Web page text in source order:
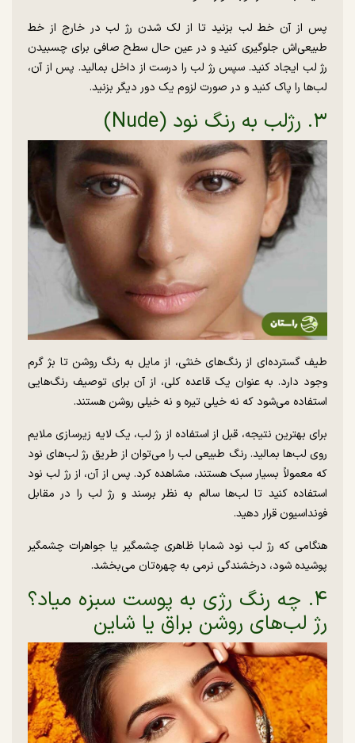
پس از آن خط لب بزنید تا از لک شدن رژ لب در خارج از خط
طبیعی‌اش جلوگیری کنید و در عین حال سطح صافی برای چسبیدن
رژ لب ایجاد کنید. سپس رژ لب را درست از داخل بمالید. پس از آن،
لب‌ها را پاک کنید و در صورت لزوم یک دور دیگر بزنید.
۳. رژلب به رنگ نود (Nude)
طیف گسترده‌ای از رنگ‌های خنثی، از مایل به رنگ روشن تا بژ گرم
وجود دارد. به عنوان یک قاعده کلی، از آن برای توصیف رنگ‌هایی
استفاده می‌شود که نه خیلی تیره و نه خیلی روشن هستند.
برای بهترین نتیجه، قبل از استفاده از رژ لب، یک لایه زیرسازی ملایم
روی لب‌ها بمالید. رنگ طبیعی لب را می‌توان از طریق رژ لب‌های نود
که معمولاً بسیار سبک هستند، مشاهده کرد. پس از آن، از رژ لب نود
استفاده کنید تا لب‌ها سالم به نظر برسند و رژ لب را در مقابل
فونداسیون قرار دهید.
هنگامی که رژ لب نود شمابا ظاهری چشمگیر یا جواهرات چشمگیر
پوشیده شود، درخشندگی نرمی به چهره‌تان می‌بخشد.
۴. چه رنگ رژی به پوست سبزه میاد؟
رژ لب‌های روشن براق یا شاین